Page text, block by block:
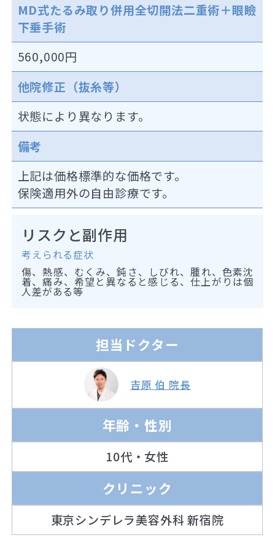
MD式たるみ取り併用全切開法二重術＋眼瞼
下垂手術
560,000円
他院修正（抜糸等）
状態により異なります。
備考
上記は価格標準的な価格です。
保険適用外の自由診療です。
リスクと副作用
考えられる症状
傷、熱感、むくみ、鈍さ、しびれ、腫れ、色素沈
着、痛み、希望と異なると感じる、仕上がりは個
人差がある等
担当ドクター
吉原 伯 院長
年齢・性別
10代・女性
クリニック
東京シンデレラ美容外科 新宿院